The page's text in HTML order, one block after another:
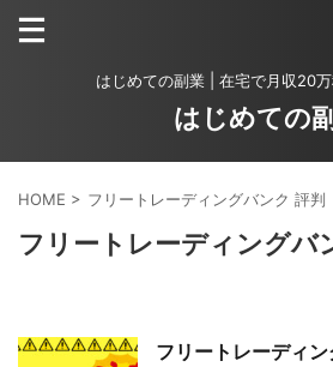
はじめての副業 | 在宅で月収20
はじめての
HOME > フリートレーディングバンク 評判
フリートレーディングバ
フリートレーディ